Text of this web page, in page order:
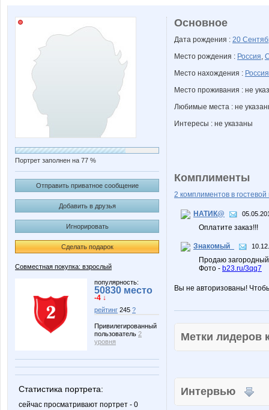
Портрет заполнен на 77 %
Отправить приватное сообщение
Добавить в друзья
Игнорировать
Сделать подарок
Совместная покупка: взрослый
популярность:
50830 место
-4 ↓
рейтинг 245 ?
Привилегированный
пользователь 2
уровня
Статистика портрета:
сейчас просматривают портрет - 0
Основное
Дата рождения : 20
Место рождения : Россия,
Место нахождения : Россия
Место проживания : не
Любимые места : не
Интересы : не указаны
Комплименты
2 комплиментов в гостевой
НАТИК@
Оплатите заказ!!!
Знакомый_
Продаю
Фото - b23.ru/3qq7
Вы не авторизованы!
Метки
Интервью